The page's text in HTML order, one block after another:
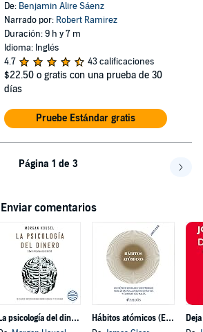
De: Benjamin Alire Sáenz
Narrado por: Robert Ramirez
Duración: 9 h y 7 m
Idioma: Inglés
4.7
43 calificaciones
$22.50 o gratis con una prueba de 30
días
Pruebe Estándar gratis
Página 1 de 3
Enviar comentarios
La psicología del dinero
Hábitos atómicos (Español neutro)